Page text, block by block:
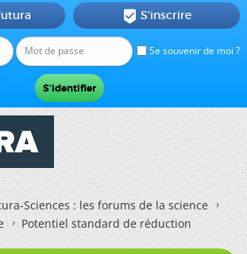
Se souvenir de moi ?
 S'inscrire
Sciences : les forums de la science
Potentiel standard de réduction